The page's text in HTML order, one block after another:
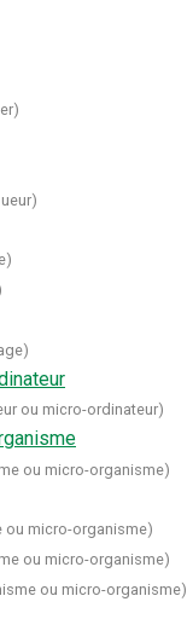
)
)
)
)
ou micro-ordinateur)
ou micro-organisme)
ou micro-organisme)
ou micro-organisme)
ou micro-organisme)